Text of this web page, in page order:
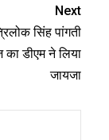
Next
सिंह पांगती
डीएम ने लिया
जायजा